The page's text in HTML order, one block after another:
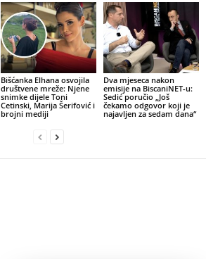
Bišćanka Elhana osvojila
društvene mreže: Njene
snimke dijele Toni
Cetinski, Marija Šerifović i
brojni mediji
Dva mjeseca nakon
emisije na BiscaniNET-u:
Sedić poručio „Još
čekamo odgovor koji je
najavljen za sedam dana“